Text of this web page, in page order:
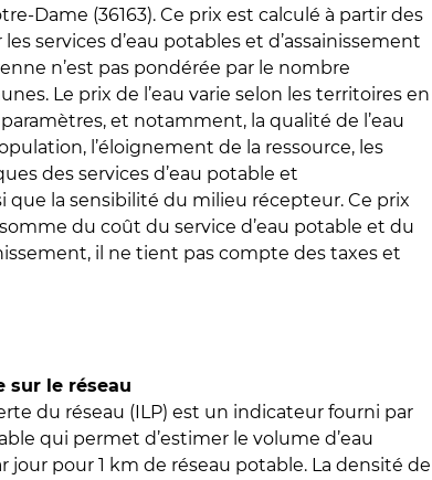
Dame (36163). Ce prix est calculé à partir des
services d’eau potables et d’assainissement
n’est pas pondérée par le nombre
Le prix de l’eau varie selon les territoires en
et notamment, la qualité de l’eau
l’éloignement de la ressource, les
des services d’eau potable et
que la sensibilité du milieu récepteur. Ce prix
du coût du service d’eau potable et du
il ne tient pas compte des taxes et
sur le réseau
du réseau (ILP) est un indicateur fourni par
qui permet d’estimer le volume d’eau
jour pour 1 km de réseau potable. La densité de